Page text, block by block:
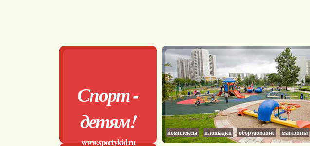
Спорт -
детям!
www.sportykid.ru
комплексы площадки оборудование магазины